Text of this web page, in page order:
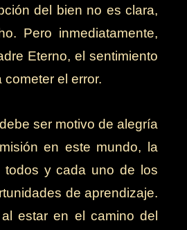
del bien no es clara,
Pero inmediatamente,
Eterno, el sentimiento
el error.
ser motivo de alegría
en este mundo, la
todos y cada uno de los
de aprendizaje.
estar en el camino del